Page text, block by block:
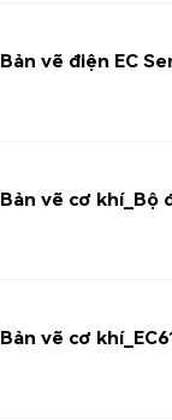
Bản vẽ điện EC
Bản vẽ cơ khí_Bộ
Bản vẽ cơ